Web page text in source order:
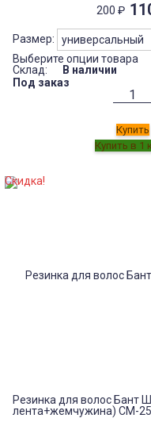
200₽
Размер:
Выберите опции товара
Склад:
В наличии
Под заказ
Купить
Резинка для волос Бант
лента+жемчужина) СМ-
Скидка!